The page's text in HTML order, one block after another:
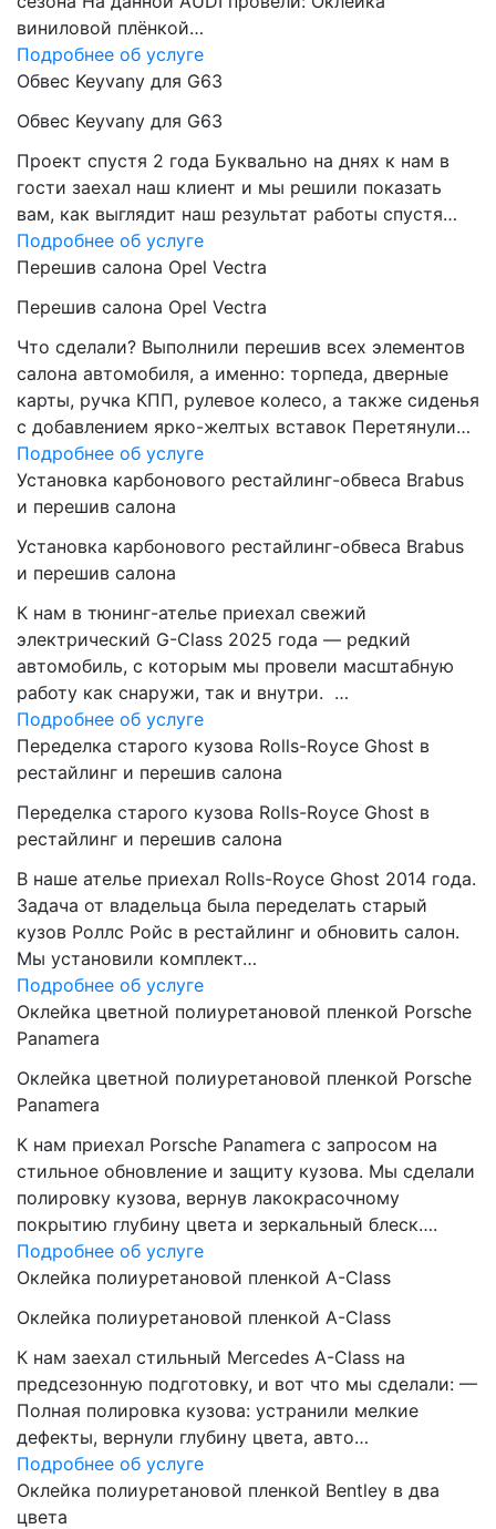
виниловой плёнкой…
Подробнее об услуге
Обвес Keyvany для G63
Обвес Keyvany для G63
Проект спустя 2 года Буквально на днях к нам в
гости заехал наш клиент и мы решили показать
вам, как выглядит наш результат работы спустя…
Подробнее об услуге
Перешив салона Opel Vectra
Перешив салона Opel Vectra
Что сделали? Выполнили перешив всех элементов
салона автомобиля, а именно: торпеда, дверные
карты, ручка КПП, рулевое колесо, а также сиденья
с добавлением ярко-желтых вставок Перетянули…
Подробнее об услуге
Установка карбонового рестайлинг-обвеса Brabus
и перешив салона
Установка карбонового рестайлинг-обвеса Brabus
и перешив салона
К нам в тюнинг-ателье приехал свежий
электрический G-Class 2025 года — редкий
автомобиль, с которым мы провели масштабную
работу как снаружи, так и внутри. …
Подробнее об услуге
Переделка старого кузова Rolls-Royce Ghost в
рестайлинг и перешив салона
Переделка старого кузова Rolls-Royce Ghost в
рестайлинг и перешив салона
В наше ателье приехал Rolls-Royce Ghost 2014 года.
Задача от владельца была переделать старый
кузов Роллс Ройс в рестайлинг и обновить салон.
Мы установили комплект…
Подробнее об услуге
Оклейка цветной полиуретановой пленкой Porsche
Panamera
Оклейка цветной полиуретановой пленкой Porsche
Panamera
К нам приехал Porsche Panamera с запросом на
стильное обновление и защиту кузова. Мы сделали
полировку кузова, вернув лакокрасочному
покрытию глубину цвета и зеркальный блеск….
Подробнее об услуге
Оклейка полиуретановой пленкой A-Class
Оклейка полиуретановой пленкой A-Class
К нам заехал стильный Mercedes A-Class на
предсезонную подготовку, и вот что мы сделали: —
Полная полировка кузова: устранили мелкие
дефекты, вернули глубину цвета, авто…
Подробнее об услуге
Оклейка полиуретановой пленкой Bentley в два
цвета